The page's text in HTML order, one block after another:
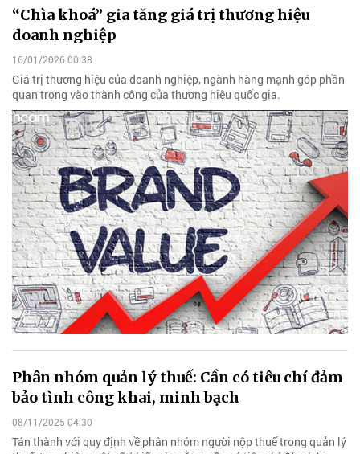
“Chìa khoá” gia tăng giá trị thương hiệu
doanh nghiệp
16/01/2026 00:38
Giá trị thương hiệu của doanh nghiệp, ngành hàng mạnh góp phần
quan trọng vào thành công của thương hiệu quốc gia.
Phân nhóm quản lý thuế: Cần có tiêu chí đảm
bảo tình công khai, minh bạch
08/11/2025 04:30
Tán thành với quy định về phân nhóm người nộp thuế trong quản lý